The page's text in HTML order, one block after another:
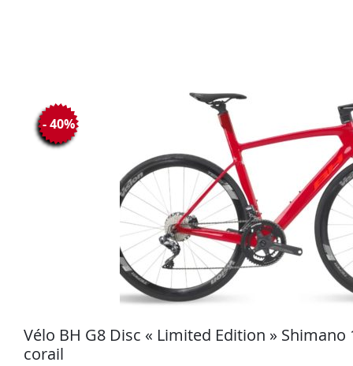
Vélo BH G8 Disc « Limited Edition » Shimano
corail
- 40%